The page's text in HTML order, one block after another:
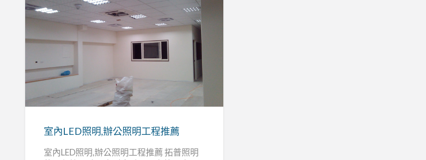
內
LED
照
室內LED照明,辦公照明工程推薦
室內LED照明,辦公照明工程推薦 拓普照明